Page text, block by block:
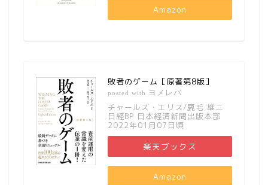
Amazon
敗者のゲーム［原著第8版］
posted with ヨメレバ
チャールズ・エリス/鹿毛 雄二
日経BP 日本経済新聞出版本部
2022年01月07日頃
楽天ブックス
Amazon